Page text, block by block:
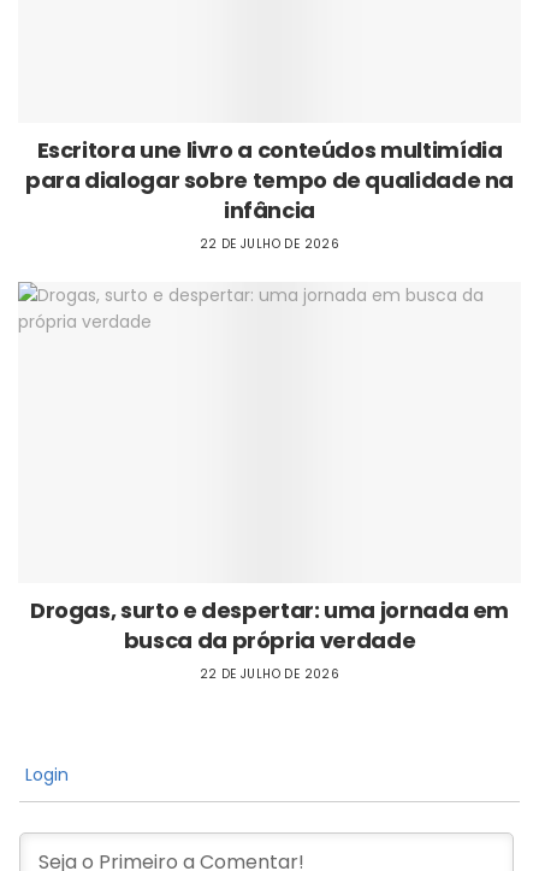
Escritora une livro a conteúdos multimídia
para dialogar sobre tempo de qualidade na
infância
22 DE JULHO DE 2026
Drogas, surto e despertar: uma jornada em
busca da própria verdade
22 DE JULHO DE 2026
Login